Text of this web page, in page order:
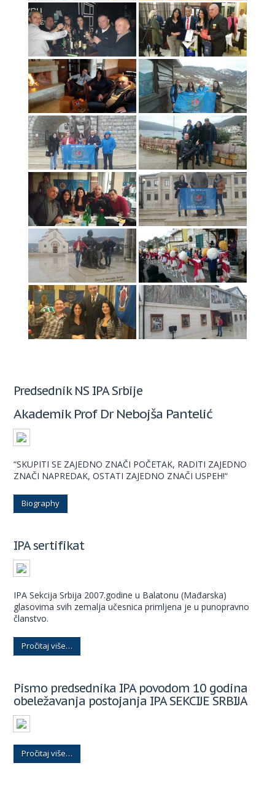
Predsednik NS IPA Srbije
Akademik Prof Dr Nebojša Pantelić
“SKUPITI SE ZAJEDNO ZNAČI POČETAK, RADITI ZAJEDNO
ZNAČI NAPREDAK, OSTATI ZAJEDNO ZNAČI USPEH!“
Biography
IPA sertifikat
IPA Sekcija Srbija 2007.godine u Balatonu (Mađarska)
glasovima svih zemalja učesnica primljena je u punopravno
članstvo.
Pročitaj više…
Pismo predsednika IPA povodom 10 godina
obeležavanja postojanja IPA SEKCIJE SRBIJA
Pročitaj više…